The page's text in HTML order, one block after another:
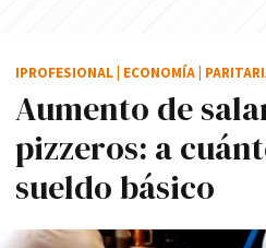
Aumento de
pizzeros: a
sueldo básico
IPROFESIONAL ECONOMÍA